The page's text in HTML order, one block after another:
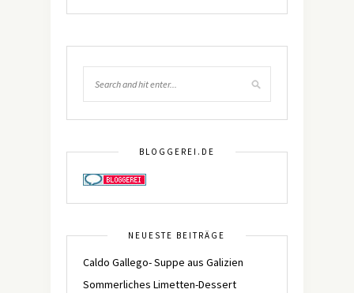
BLOGGEREI.DE
NEUESTE BEITRÄGE
Caldo Gallego- Suppe aus Galizien
Sommerliches Limetten-Dessert